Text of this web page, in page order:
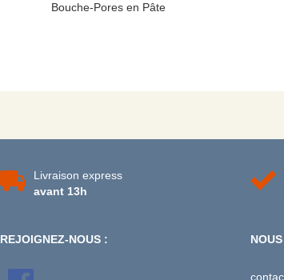
Bouche-Pores en Pâte
Livraison express
avant 13h
REJOIGNEZ-NOUS :